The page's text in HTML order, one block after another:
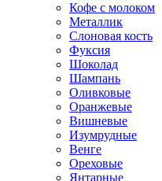
Кофе с молоком
Металлик
Слоновая кость
Фуксия
Шоколад
Шампань
Оливковые
Оранжевые
Вишневые
Изумрудные
Венге
Ореховые
Янтарные